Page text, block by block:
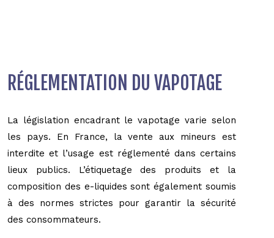
RÉGLEMENTATION DU VAPOTAGE
La législation encadrant le vapotage varie selon
les pays. En France, la vente aux mineurs est
interdite et l’usage est réglementé dans certains
lieux publics. L’étiquetage des produits et la
composition des e-liquides sont également soumis
à des normes strictes pour garantir la sécurité
des consommateurs.